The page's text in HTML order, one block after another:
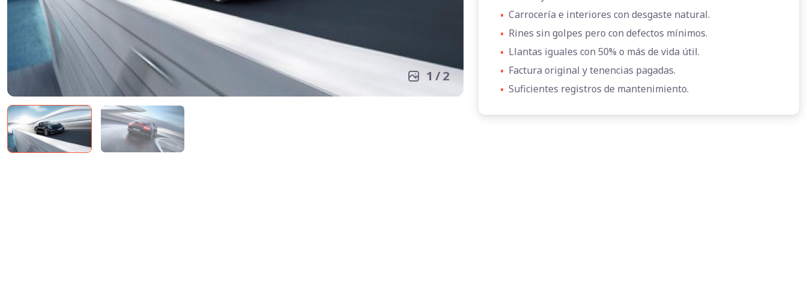
1 /2
• Carrocería e interiores con desgaste natural.
• Rines sin golpes pero con defectos mínimos.
• Llantas iguales con 50% o más de vida útil.
• Factura original y tenencias pagadas.
• Suficientes registros de mantenimiento.